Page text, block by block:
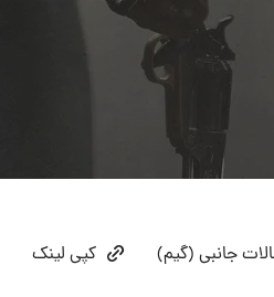
جانبی (گیم) کپی لینک